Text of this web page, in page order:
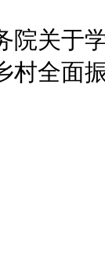
关于学
村全面